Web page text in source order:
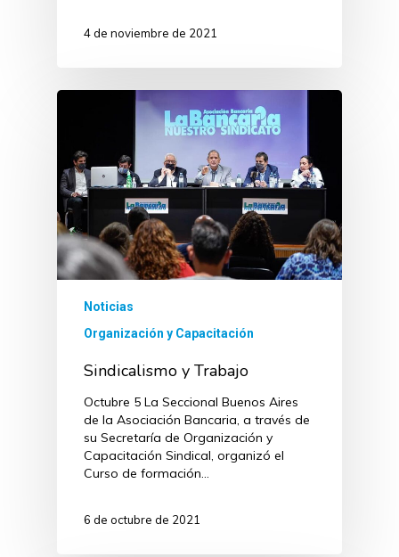
4 de noviembre de 2021
Noticias
Organización y Capacitación
Sindicalismo y Trabajo
Octubre 5 La Seccional Buenos Aires
de la Asociación Bancaria, a través de
su Secretaría de Organización y
Capacitación Sindical, organizó el
Curso de formación…
6 de octubre de 2021